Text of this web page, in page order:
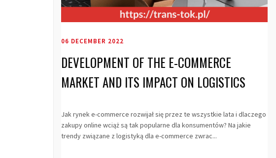
06 DECEMBER 2022
DEVELOPMENT OF THE E-COMMERCE
MARKET AND ITS IMPACT ON LOGISTICS
Jak rynek e-commerce rozwijał się przez te wszystkie lata i dlaczego
zakupy online wciąż są tak popularne dla konsumentów? Na jakie
trendy związane z logistyką dla e-commerce zwrac...